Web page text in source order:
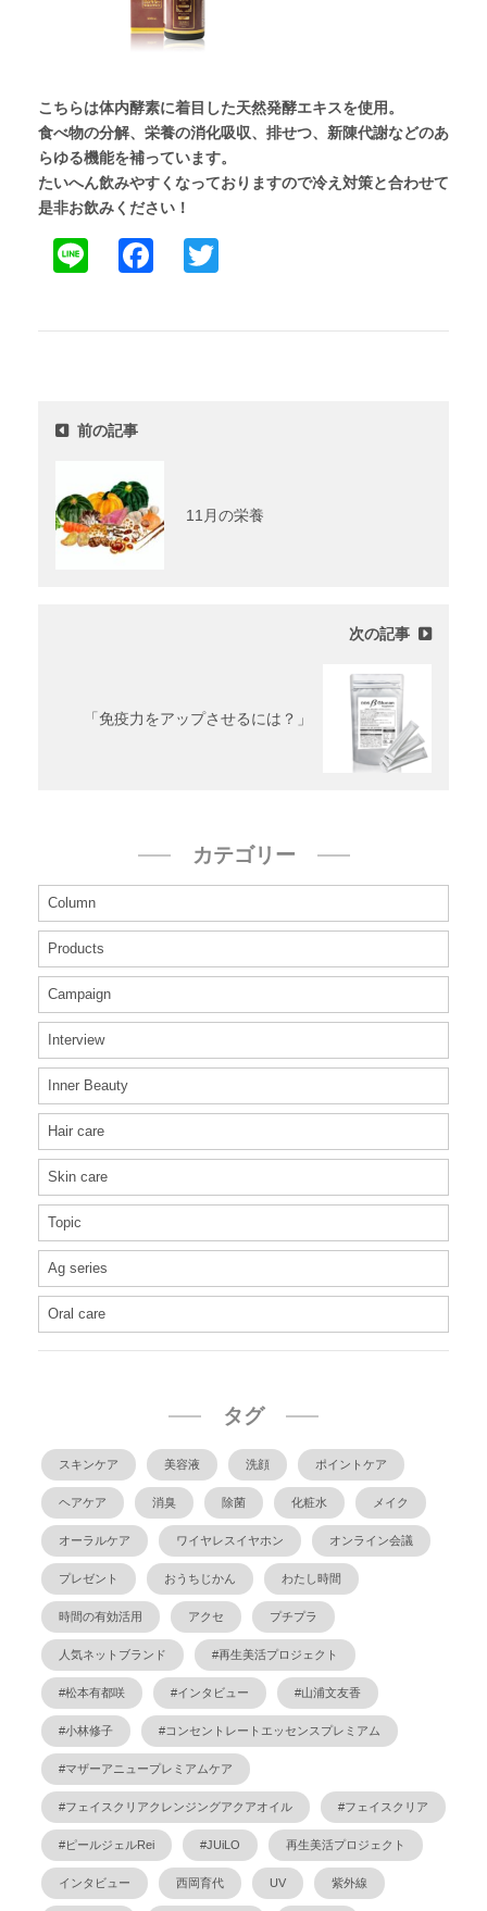
こちらは体内酵素に着目した天然発酵エキスを使用。
食べ物の分解、栄養の消化吸収、排せつ、新陳代謝などのあ
らゆる機能を補っています。
たいへん飲みやすくなっておりますので冷え対策と合わせて
是非お飲みください！
Line Facebook
前の記事
11月の栄養
次の記事
「免疫力をアップさせるには？」
カテゴリー
Column
Products
Campaign
Interview
Inner Beauty
Hair care
Skin care
Topic
Ag series
Oral care
タグ
スキンケア 美容液 洗顔 ポイントケア
ヘアケア 消臭 除菌 化粧水 メイク
オーラルケア ワイヤレスイヤホン オンライン会議
プレゼント おうちじかん わたし時間
時間の有効活用 アクセ プチプラ
人気ネットブランド #再生美活プロジェクト
#松本有都咲 #インタビュー #山浦文友香
#小林修子 #コンセントレートエッセンスプレミアム
#マザーアニュープレミアムケア
#フェイスクリアクレンジングアクアオイル #フェイスクリア
#ピールジェルRei #JUiLO 再生美活プロジェクト
インタビュー 西岡育代 UV 紫外線